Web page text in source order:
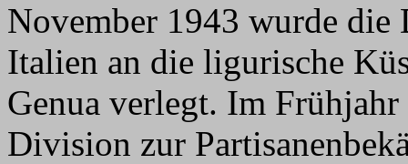
November 1943 wurde
Italien an die ligurische
Genua verlegt. Im
Division zur